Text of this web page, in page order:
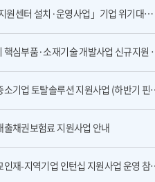
·운영사업」기업 위기대응 원스톱 에이전트 참여기업 모집공고
품·소재기술 개발사업 신규지원 대상과제 공고(2차)
업 토탈솔루션 지원사업 (하반기 핀포인트 지원)
채권보험료 지원사업 안내
역기업 인턴십 지원사업 운영 참여기업 모집 공고(수정)